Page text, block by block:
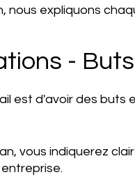
nous expliquons
-
est d'avoir des
vous indiquerez